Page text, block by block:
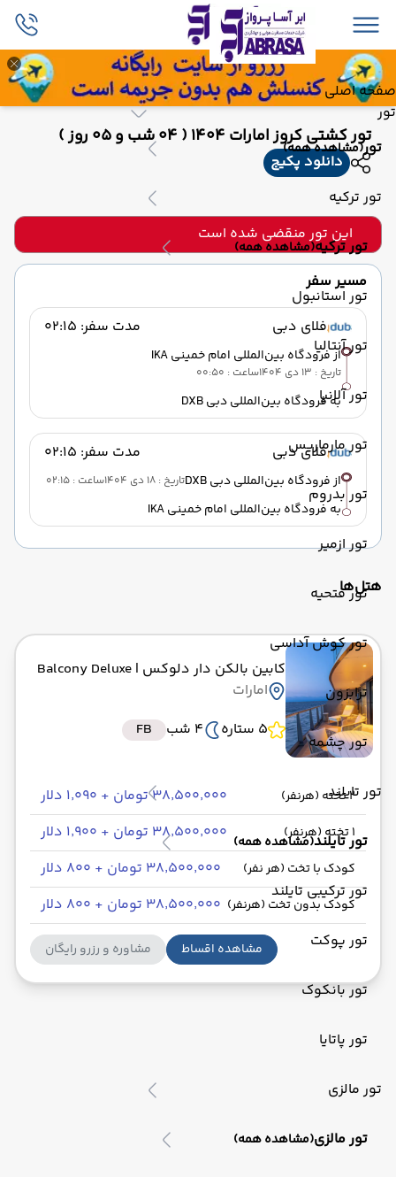
صفحه اصلی
تور
تور(مشاهده همه)
تور ترکیه
تور ترکیه(مشاهده همه)
تور استانبول
تور آنتالیا
تور آلانیا
تور مارماریس
تور بدروم
تور ازمیر
تور فتحیه
تور کوش آداسی
ترابزون
تور چشمه
تور تایلند
تور تایلند(مشاهده همه)
تور ترکیبی تایلند
تور پوکت
تور بانکوک
تور پاتایا
تور مالزی
تور مالزی(مشاهده همه)
تور کشتی کروز امارات 1404 ( 04 شب و 05 روز )
دانلود پکیج
این تور منقضی شده است
مسیر سفر
فلای دبی مدت سفر: 02:15
از فرودگاه بین‌المللی امام خمینی IKA
تاریخ : 13 دی 1404 ساعت : 00:50
به فرودگاه بین‌المللی دبی DXB
فلای دبی مدت سفر: 02:15
از فرودگاه بین‌المللی دبی DXB تاریخ : 18 دی 1404 ساعت : 02:15
به فرودگاه بین‌المللی امام خمینی IKA
هتل‌ها
کابین بالکن دار دلوکس | Balcony Deluxe
امارات
5 ستاره
4 شب FB
2 تخته (هرنفر) ۳۸٬۵۰۰٬۰۰۰ تومان + ۱٬۰۹۰ دلار
1 تخته (هرنفر) ۳۸٬۵۰۰٬۰۰۰ تومان + ۱٬۹۰۰ دلار
کودک با تخت (هر نفر) ۳۸٬۵۰۰٬۰۰۰ تومان + ۸۰۰ دلار
کودک بدون تخت (هرنفر) ۳۸٬۵۰۰٬۰۰۰ تومان + ۸۰۰ دلار
مشاهده اقساط مشاوره و رزرو رایگان